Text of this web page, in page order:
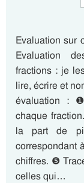
Evaluation sur
Evaluation
fractions : je
lire, écrire et
évaluation :
chaque
la part de
correspondant
chiffres. ❺
celles qui…